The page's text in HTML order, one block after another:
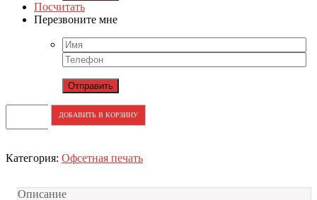
Посчитать
Перезвоните мне
ДОБАВИТЬ В КОРЗИНУ
Категория: Офсетная печать
Описание